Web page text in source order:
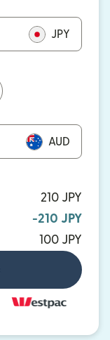
JPY
AUD
210 JPY
-210 JPY
100 JPY